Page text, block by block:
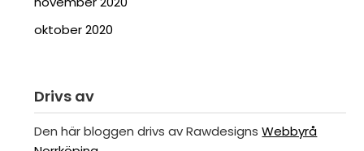
oktober 2020
Drivs av
Den här bloggen drivs av RawdesignsWebbyrå